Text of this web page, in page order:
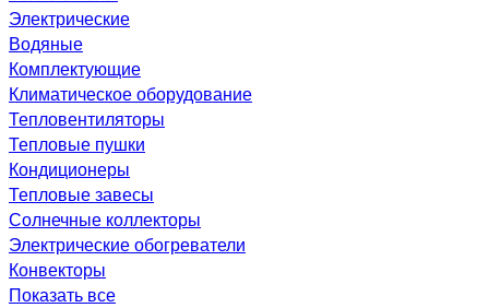
Электрические
Водяные
Комплектующие
Климатическое оборудование
Тепловентиляторы
Тепловые пушки
Кондиционеры
Тепловые завесы
Солнечные коллекторы
Электрические обогреватели
Конвекторы
Показать все